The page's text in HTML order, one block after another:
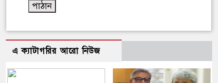
এ ক্যাটাগরির আরো নিউজ